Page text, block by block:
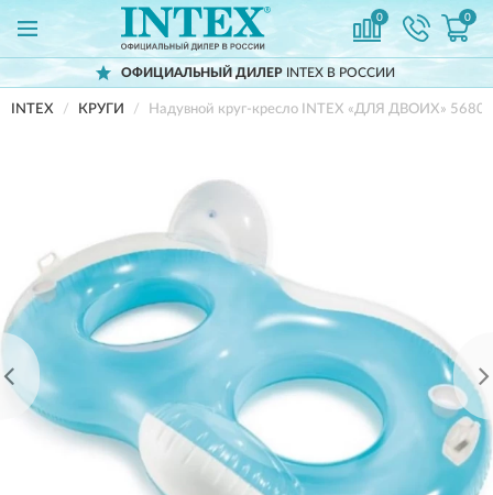
0 0
ОФИЦИАЛЬНЫЙ ДИЛЕР INTEX В РОССИИ
INTEX КРУГИ Надувной круг-кресло INTEX «ДЛЯ ДВОИХ» 56800